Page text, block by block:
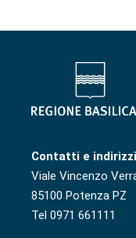
Contatti e indirizzi
Viale Vincenzo
85100 Potenza PZ
Tel 0971 661111